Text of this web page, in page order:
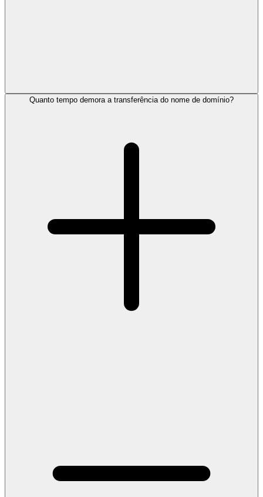
Quanto tempo demora a transferência do nome de domínio?